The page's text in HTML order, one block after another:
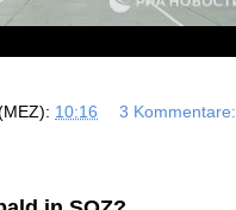
10:16 3 Kommentare: